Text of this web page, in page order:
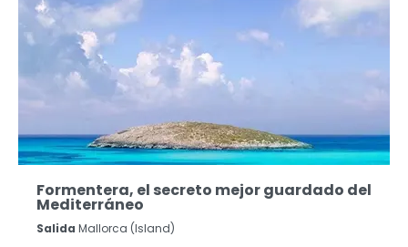
Formentera, el secreto mejor guardado del
Mediterráneo
Salida Mallorca (island)